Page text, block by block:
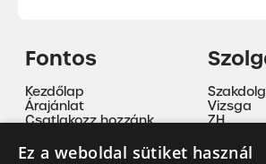
Fontos
Kezdőlap
Árajánlat
Csatlakozz hozzánk
Adatvédelmi nyilatkozat
Vizsga
ZH
Ez a weboldal sütiket használ